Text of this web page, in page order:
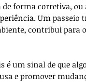
forma corretiva, ou
Um passeio
contribui para
é um sinal de que
e promover